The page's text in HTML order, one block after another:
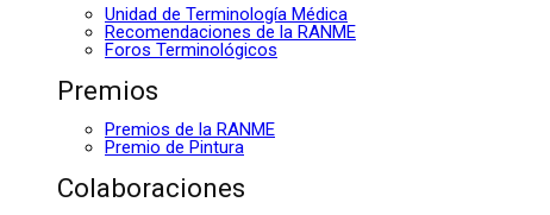
Unidad de Terminología Médica
Recomendaciones de la RANME
Foros Terminológicos
Premios
Premios de la RANME
Premio de Pintura
Colaboraciones